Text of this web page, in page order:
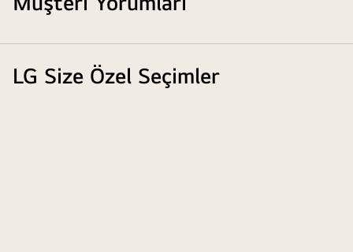
LG Size Özel Seçimler